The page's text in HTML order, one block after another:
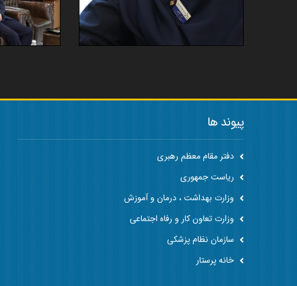
پیوند ها
دفتر مقام معظم رهبری
ریاست جمهوری
وزارت بهداشت ، درمان و آموزش
وزارت تعاون کار و رفاه اجتماعی
سازمان نظام پزشکی
خانه پرستار